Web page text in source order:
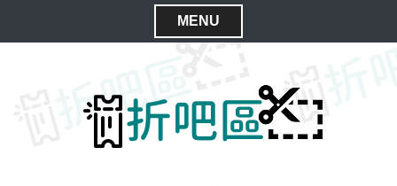
MENU
C